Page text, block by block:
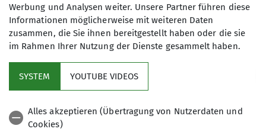
Werbung und Analysen weiter. Unsere Partner führen diese
Informationen möglicherweise mit weiteren Daten
zusammen, die Sie ihnen bereitgestellt haben oder die sie
im Rahmen Ihrer Nutzung der Dienste gesammelt haben.
SYSTEM YOUTUBE VIDEOS
Alles akzeptieren (Übertragung von Nutzerdaten und
Cookies)